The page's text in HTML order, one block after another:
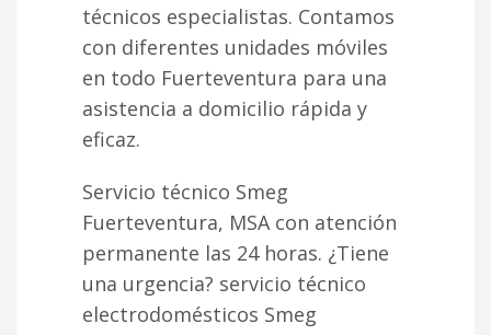
técnicos especialistas. Contamos
con diferentes unidades móviles
en todo Fuerteventura para una
asistencia a domicilio rápida y
eficaz.
Servicio técnico Smeg
Fuerteventura, MSA con atención
permanente las 24 horas. ¿Tiene
una urgencia? servicio técnico
electrodomésticos Smeg